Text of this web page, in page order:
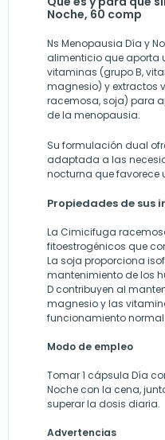
Noche, 60 comp
Ns Menopausia Día y
alimenticio que aporta
vitaminas (grupo B,
magnesio) y extractos
racemosa, soja) para
de la menopausia.
Su formulación dual
adaptada a las
nocturna que favorece
Propiedades de sus
La Cimicifuga
fitoestrogénicos que
La soja proporciona
mantenimiento de los
D contribuyen al
magnesio y las
funcionamiento
Modo de empleo
Tomar 1 cápsula Día
Noche con la cena,
superar la dosis diaria.
Advertencias